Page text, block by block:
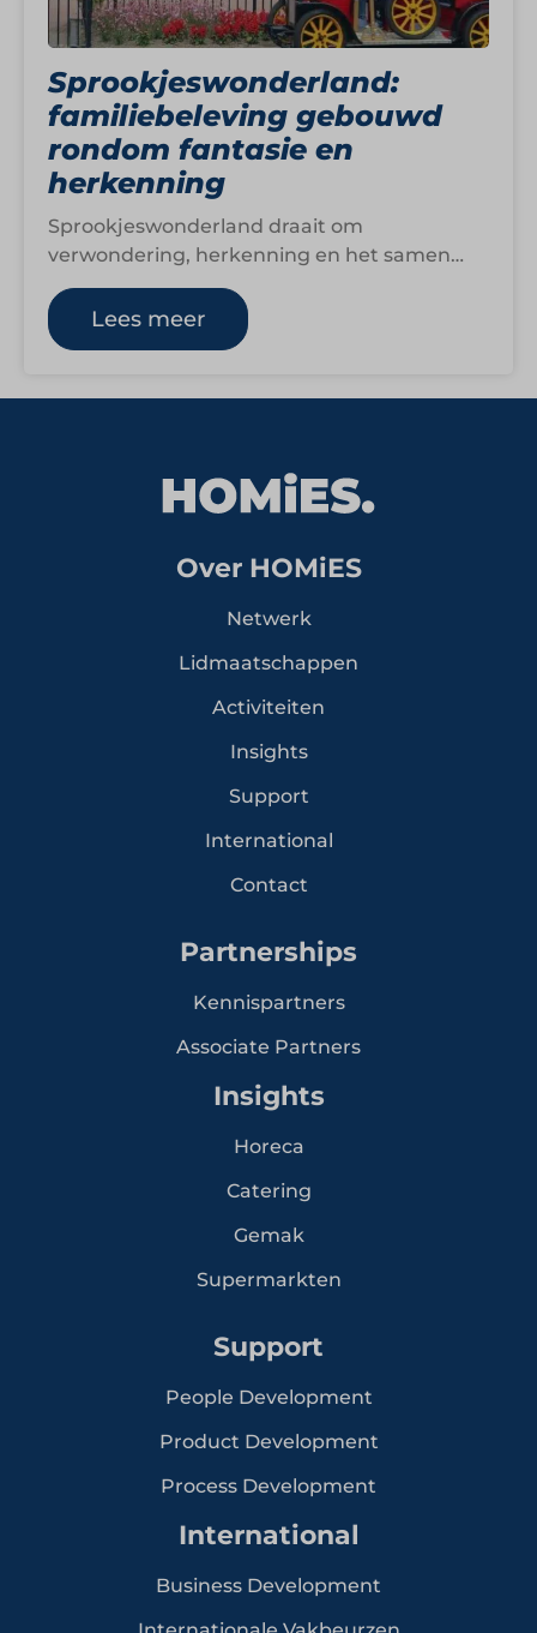
Sprookjeswonderland:
familiebeleving gebouwd
rondom fantasie en
herkenning
Sprookjeswonderland draait om
verwondering, herkenning en het samen
creëren van herinneringen. De formule richt
zich op gezinnen en jonge kinderen,…
Lees meer
Over HOMiES
Netwerk
Lidmaatschappen
Activiteiten
Insights
Support
International
Contact
Partnerships
Kennispartners
Associate Partners
Insights
Horeca
Catering
Gemak
Supermarkten
Support
People Development
Product Development
Process Development
International
Business Development